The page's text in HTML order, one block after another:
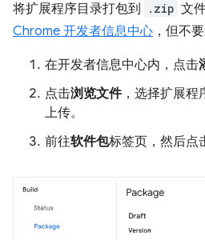
将扩展程序目录打包到 .zip 文
Chrome 开发者信息中心 ，但不
在开发者信息中心内，点击
点击浏览文件，选择扩展程
上传。
前往软件包标签页，然后点